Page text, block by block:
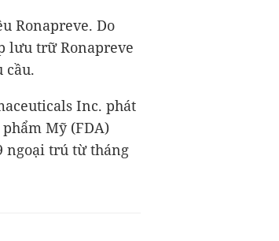
Ronapreve. Do
lưu trữ Ronapreve
cầu.
Inc. phát
Mỹ (FDA)
ngoại trú từ tháng